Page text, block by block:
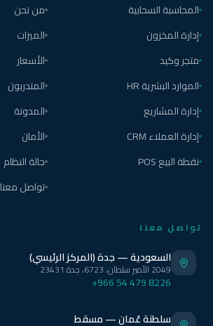
المحاسبة السحابية
إدارة المخزون
متجر وكيد
الموارد البشرية HR
إدارة المشاريع
إدارة العملاء CRM
نقطة البيع POS
من نحن
الميزات
الأسعار
المتدربون
المدونة
الأمان
حالة النظام
تواصل معنا
تواصل معنا
السعودية — جدة (المركز الرئيسي)
2049 الأمير سلطان، 6723، جدة 23431
+966 54 479 8226
سلطنة عُمان — مسقط